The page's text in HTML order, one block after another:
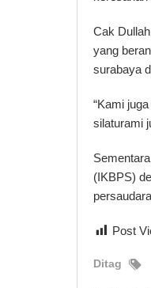
Cak
yang
surabaya
“Kami
silaturami
(IKBPS)
Post
Ditag